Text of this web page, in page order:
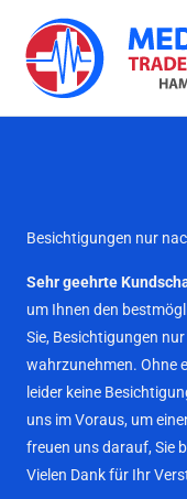
Inhalt
springen
Besichtigungen nur
Sehr geehrte
um Ihnen den
Sie, Besichtigungen
wahrzunehmen. Ohne
leider keine
uns im Voraus, um
freuen uns darauf, Sie
Vielen Dank für Ihr